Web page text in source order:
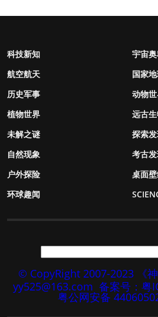
科技新知
宇宙
航空航天
国家
历史军事
动物
植物世界
远古
未解之谜
探索
自然现象
考古
户外探险
桌面
环球趣闻
© CopyRight 2007-2023 《神
yy525@163.com 备案号：粤
粤公网安备